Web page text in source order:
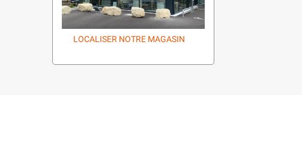
LOCALISER NOTRE MAGASIN